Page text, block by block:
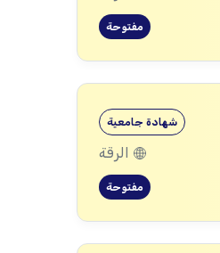
مفتوحة
شهادة جامعية
الرقة
مفتوحة